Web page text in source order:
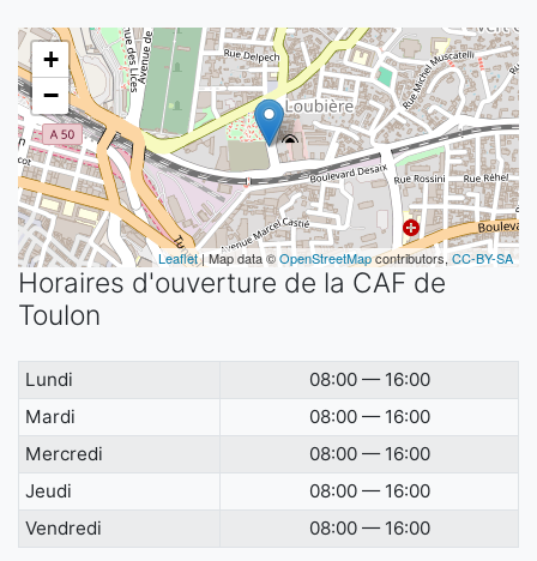
+
−
Leaflet| Map data ©OpenStreetMapcontributors,CC-BY-SA
Horaires d'ouverture de la CAF de
Toulon
Lundi
08:00 — 16:00
Mardi
08:00 — 16:00
Mercredi
08:00 — 16:00
Jeudi
08:00 — 16:00
Vendredi
08:00 — 16:00